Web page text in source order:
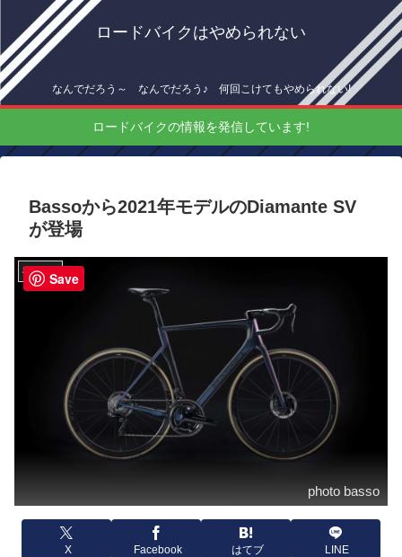
ロードバイクはやめられない
なんでだろう～ なんでだろう♪ 何回こけてもやめられない!
ロードバイクの情報を発信しています!
Bassoから2021年モデルのDiamante SV
が登場
機材情報
photo basso
X Facebook はてブ LINE
Save